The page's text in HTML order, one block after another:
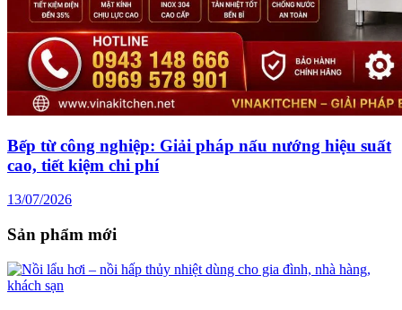
Bếp từ công nghiệp: Giải pháp nấu nướng hiệu suất
cao, tiết kiệm chi phí
13/07/2026
Sản phẩm mới